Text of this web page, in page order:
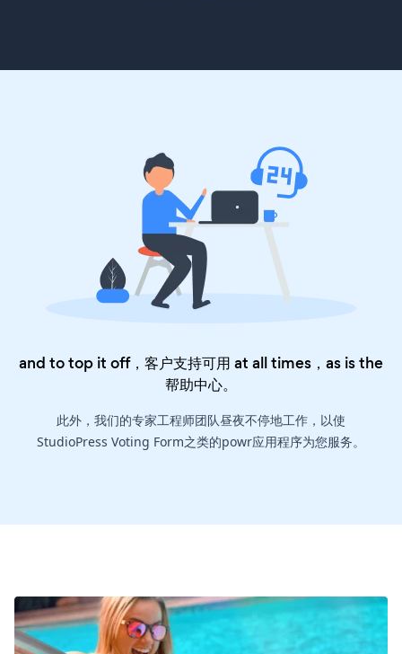
and to top it off，客户支持可用 at all times，as is the
帮助中心。
此外，我们的专家工程师团队昼夜不停地工作，以使
StudioPress Voting Form之类的powr应用程序为您服务。